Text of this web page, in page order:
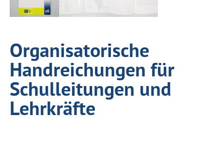
Organisatorische
Handreichungen für
Schulleitungen und
Lehrkräfte